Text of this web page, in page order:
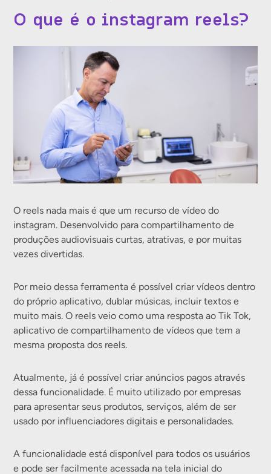
O que é o instagram reels?
O reels nada mais é que um recurso de vídeo do
instagram. Desenvolvido para compartilhamento de
produções audiovisuais curtas, atrativas, e por muitas
vezes divertidas.
Por meio dessa ferramenta é possível criar vídeos dentro
do próprio aplicativo, dublar músicas, incluir textos e
muito mais. O reels veio como uma resposta ao Tik Tok,
aplicativo de compartilhamento de vídeos que tem a
mesma proposta dos reels.
Atualmente, já é possível criar anúncios pagos através
dessa funcionalidade. É muito utilizado por empresas
para apresentar seus produtos, serviços, além de ser
usado por influenciadores digitais e personalidades.
A funcionalidade está disponível para todos os usuários
e pode ser facilmente acessada na tela inicial do